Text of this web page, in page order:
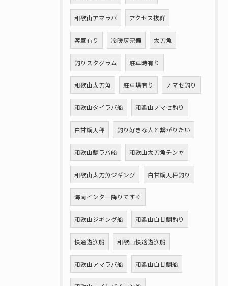
和歌山アマラバ アクセス抜群
客室有り 冷暖房完備 太刀魚
釣りスタグラム 駐車時有り
和歌山太刀魚 駐車場有り ノマセ釣り
和歌山タイラバ船 和歌山ノマセ釣り
白甘鯛天秤 釣り好きな人と繋がりたい
和歌山鯛ラバ船 和歌山太刀魚テンヤ
和歌山太刀魚ジギング 白甘鯛天秤釣り
海南インター降りてすぐ
和歌山ジギング船 和歌山白甘鯛釣り
快適遊漁船 和歌山快適遊漁船
和歌山アマラバ船 和歌山白甘鯛船